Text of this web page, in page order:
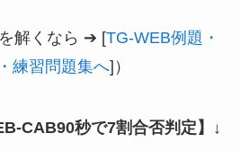
解くなら ➔ [TG-WEB例題・
練習問題集へ]）
CAB90秒で7割合否判定】 ↓